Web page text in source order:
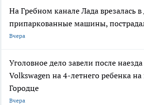
На Гребном канале Лада врезалась в
припаркованные машины,
Вчера
Уголовное дело завели после
Volkswagen на 4-летнего ребенка на
Городце
Вчера